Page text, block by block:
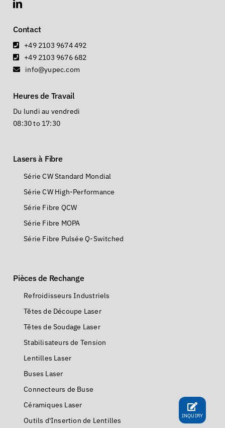
Contact
+49 2103 9674 492
+49 2103 9676 682
info@yupec.com
Heures de Travail
Du lundi au vendredi
08:30 to 17:30
Lasers à Fibre
Série CW Standard Mondial
Série CW High-Performance
Série Fibre QCW
Série Fibre MOPA
Série Fibre Pulsée Q-Switched
Pièces de Rechange
Refroidisseurs Industriels
Têtes de Découpe Laser
Têtes de Soudage Laser
Stabilisateurs de Tension
Lentilles Laser
Buses Laser
Connecteurs de Buse
Céramiques Laser
Outils d'Insertion de Lentilles
INQUIRY